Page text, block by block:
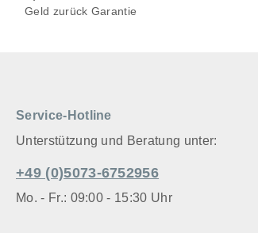
Geld zurück Garantie
Service-Hotline
Unterstützung und Beratung unter:
+49 (0)5073-6752956
Mo. - Fr.: 09:00 - 15:30 Uhr